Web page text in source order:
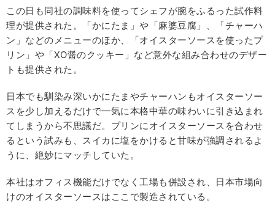
この日も同社の調味料を使ってシェフが腕をふるった試作料
理が提供された。「かにたま」や「麻婆豆腐」、「チャーハ
ン」などのメニューのほか、「オイスターソースを使ったプ
リン」や「XO醤のクッキー」など意外な組み合わせのデザー
トも提供された。
日本でも馴染み深いかにたまやチャーハンもオイスターソー
スを少し加えるだけで一気に本格中華の味わいに引き込まれ
てしまうから不思議だ。プリンにオイスターソースを合わせ
るという試みも、スイカに塩をかけると甘味が強調されるよ
うに、絶妙にマッチしていた。
本社はオフィス機能だけでなく工場も併設され、日本市場向
けのオイスターソースはここで製造されている。